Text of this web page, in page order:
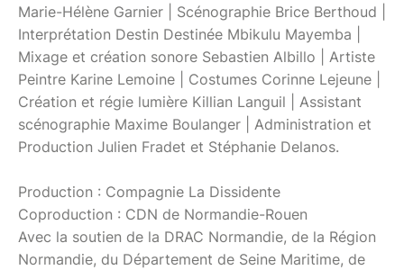
Marie-Hélène Garnier | Scénographie Brice Berthoud |
Interprétation Destin Destinée Mbikulu Mayemba |
Mixage et création sonore Sebastien Albillo | Artiste
Peintre Karine Lemoine | Costumes Corinne Lejeune |
Création et régie lumière Killian Languil | Assistant
scénographie Maxime Boulanger | Administration et
Production Julien Fradet et Stéphanie Delanos.
Production : Compagnie La Dissidente
Coproduction : CDN de Normandie-Rouen
Avec la soutien de la DRAC Normandie, de la Région
Normandie, du Département de Seine Maritime, de